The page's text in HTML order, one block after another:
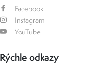
Facebook
Instagram
YouTube
Rýchle odkazy